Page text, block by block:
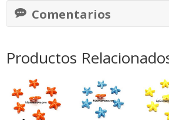
Comentarios
Productos